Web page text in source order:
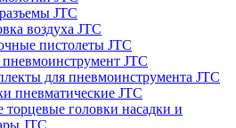
JTC
воздуха JTC
пистолеты JTC
JTC
для пневмоинструмента JTC
пневматические JTC
торцевые головки насадки и
JTC